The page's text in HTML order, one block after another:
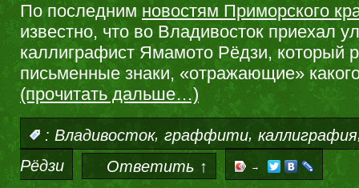
По последним новостям Приморского
известно, что во Владивосток приехал
каллиграфист Ямамото Рёдзи, который
письменные знаки, «отражающие»
(прочитать дальше…)
: Владивосток, граффити, каллиграфия
Рёдзи
Ответить ↑ →